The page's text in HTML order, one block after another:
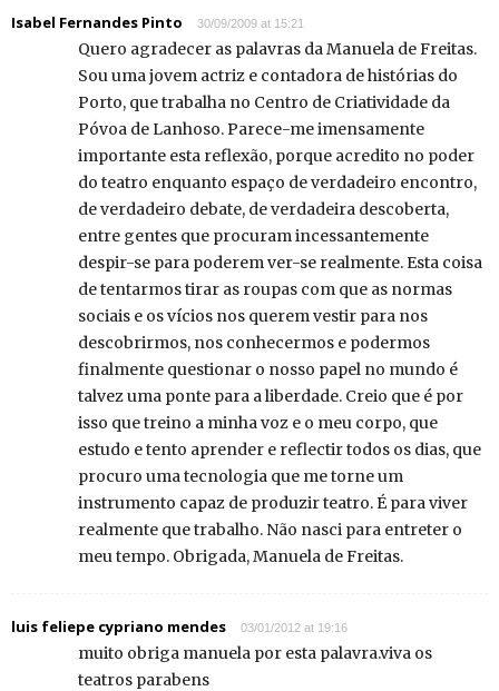
Isabel Fernandes Pinto 30/09/2009 at 15:21
Quero agradecer as palavras da Manuela de Freitas.
Sou uma jovem actriz e contadora de histórias do
Porto, que trabalha no Centro de Criatividade da
Póvoa de Lanhoso. Parece-me imensamente
importante esta reflexão, porque acredito no poder
do teatro enquanto espaço de verdadeiro encontro,
de verdadeiro debate, de verdadeira descoberta,
entre gentes que procuram incessantemente
despir-se para poderem ver-se realmente. Esta coisa
de tentarmos tirar as roupas com que as normas
sociais e os vícios nos querem vestir para nos
descobrirmos, nos conhecermos e podermos
finalmente questionar o nosso papel no mundo é
talvez uma ponte para a liberdade. Creio que é por
isso que treino a minha voz e o meu corpo, que
estudo e tento aprender e reflectir todos os dias, que
procuro uma tecnologia que me torne um
instrumento capaz de produzir teatro. É para viver
realmente que trabalho. Não nasci para entreter o
meu tempo. Obrigada, Manuela de Freitas.
luis feliepe cypriano mendes 03/01/2012 at 19:16
muito obriga manuela por esta palavra.viva os
teatros parabens